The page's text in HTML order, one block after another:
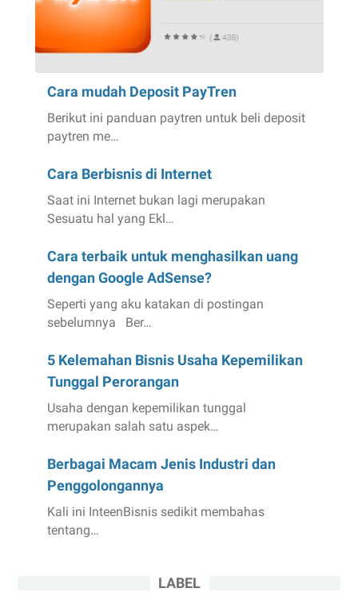
Cara mudah Deposit PayTren
Berikut ini panduan paytren untuk beli deposit
paytren me…
Cara Berbisnis di Internet
Saat ini Internet bukan lagi merupakan
Sesuatu hal yang Ekl…
Cara terbaik untuk menghasilkan uang
dengan Google AdSense?
Seperti yang aku katakan di postingan
sebelumnya Ber…
5 Kelemahan Bisnis Usaha Kepemilikan
Tunggal Perorangan
Usaha dengan kepemilikan tunggal
merupakan salah satu aspek…
Berbagai Macam Jenis Industri dan
Penggolongannya
Kali ini InteenBisnis sedikit membahas
tentang…
LABEL